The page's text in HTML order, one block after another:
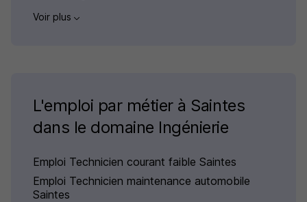
Voir plus
L'emploi par métier à Saintes
dans le domaine Ingénierie
Emploi Technicien courant faible Saintes
Emploi Technicien maintenance automobile
Saintes